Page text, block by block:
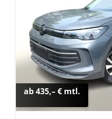
ab 435,– € mtl.